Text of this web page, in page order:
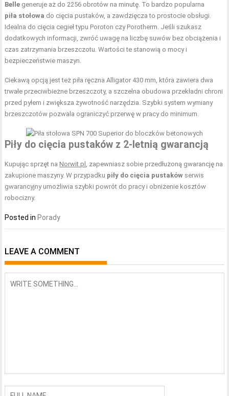
Belle generuje aż do 2256 obrotów na minutę. To bardzo popularna
piła stołowa do cięcia pustaków, a zawdzięcza to prostocie obsługi.
Idealna do cięcia cegieł typu Poroton czy Porotherm. Jeśli szukasz
dodatkowych informacji, zwróć uwagę na liczbę suwów bez obciążenia i
czas zatrzymania brzeszczotu. Wartości te stanowią o mocy i
bezpieczeństwie maszyn.
Ciekawą opcją jest też piła ręczna Alligator 430 mm, która zawiera dwa
trwałe przeciwbieżne brzeszczoty, a szczelna obudowa przekładni chroni
przed pyłem i zwiększa żywotność narzędzia. Szybki system wymiany
brzeszczotów pozwala ograniczyć przerwę w pracy do minimum.
Piły do cięcia pustaków z 2-letnią gwarancją
Kupując sprzęt na Norwit.pl , zapewniasz sobie przedłużoną gwarancję na
zakupione maszyny. W przypadku piły do cięcia pustaków serwis
gwarancyjny umożliwia szybki powrót do pracy i obniżenie kosztów
robocizny.
Posted in Porady
LEAVE A COMMENT